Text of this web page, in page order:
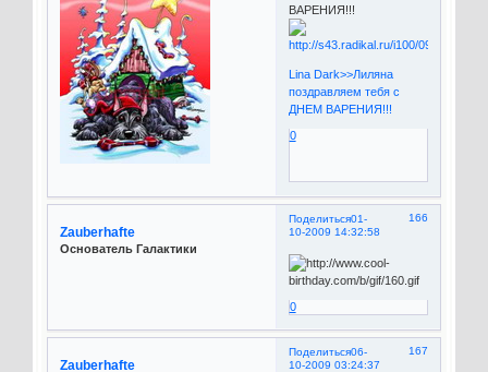
ВАРЕНИЯ!!!
Lina Dark>>Лиляна
поздравляем тебя с
ДНЕМ ВАРЕНИЯ!!!
0
Поделиться 166
01-
10-2009 14:32:58
Zauberhafte
Основатель Галактики
0
Поделиться 167
06-
10-2009 03:24:37
Zauberhafte